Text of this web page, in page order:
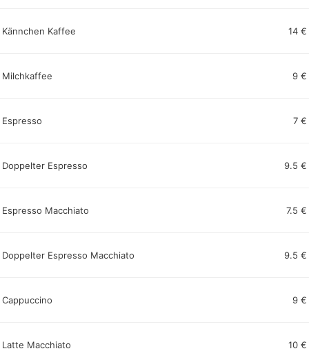
Kännchen Kaffee 14 €
Milchkaffee 9 €
Espresso 7 €
Doppelter Espresso 9.5 €
Espresso Macchiato 7.5 €
Doppelter Espresso Macchiato 9.5 €
Cappuccino 9 €
Latte Macchiato 10 €